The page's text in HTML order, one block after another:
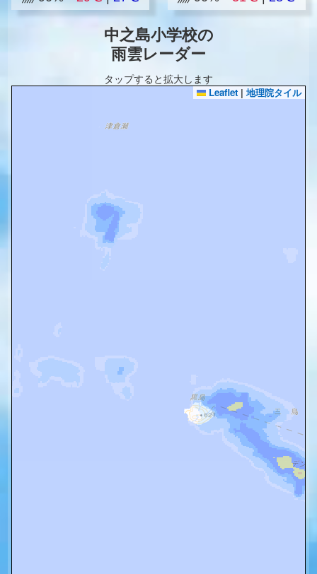
中之島小学校の
雨雲レーダー
タップすると拡大します
Leaflet | 地理院タイル